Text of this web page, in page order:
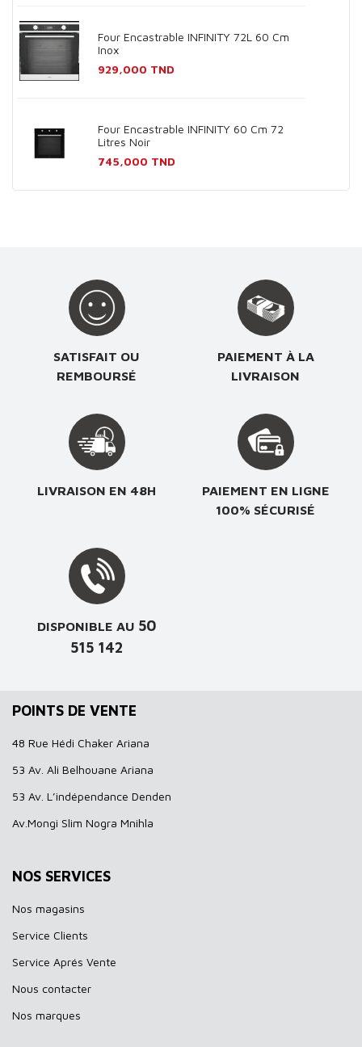
Four Encastrable INFINITY 72L 60 Cm
Inox
Prix
929,000 TND
Four Encastrable INFINITY 60 Cm 72
Litres Noir
Prix
745,000 TND
SATISFAIT OU
REMBOURSÉ
PAIEMENT À LA
LIVRAISON
LIVRAISON EN 48H
PAIEMENT EN LIGNE
100% SÉCURISÉ
DISPONIBLE AU 50
515 142
POINTS DE VENTE
48 Rue Hédi Chaker Ariana
53 Av. Ali Belhouane Ariana
53 Av. L’indépendance Denden
Av.Mongi Slim Nogra Mnihla
NOS SERVICES
Nos magasins
Service Clients
Service Aprés Vente
Nous contacter
Nos marques